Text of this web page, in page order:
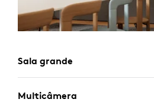
Sala grande
Multicâmera